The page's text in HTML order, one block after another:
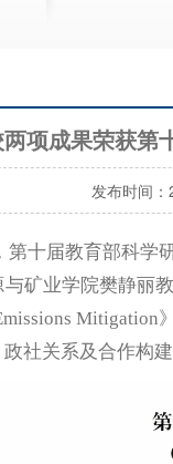
项成果荣获第
发布时间：
第十届教育部科学
矿业学院樊静丽
社关系及合作构建